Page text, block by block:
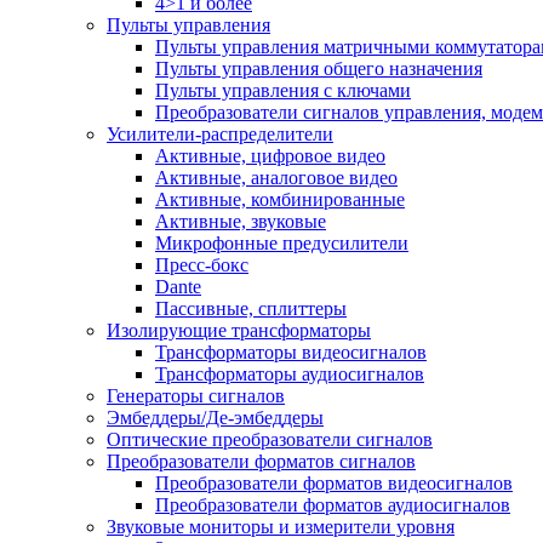
Пульты управления
Пульты управления матричными
Пульты управления общего назначения
Пульты управления с ключами
Преобразователи сигналов управления,
Усилители-распределители
Активные, цифровое видео
Активные, аналоговое видео
Активные, комбинированные
Активные, звуковые
Микрофонные предусилители
Пресс-бокс
Dante
Пассивные, сплиттеры
Изолирующие трансформаторы
Трансформаторы видеосигналов
Трансформаторы аудиосигналов
Генераторы сигналов
Эмбеддеры/Де-эмбеддеры
Оптические преобразователи сигналов
Преобразователи форматов сигналов
Преобразователи форматов видеосигналов
Преобразователи форматов аудиосигналов
Звуковые мониторы и измерители уровня